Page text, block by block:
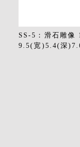
SS-5：滑石雕像
9.5(宽)5.4(深